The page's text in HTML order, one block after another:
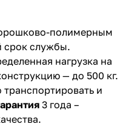
полимерным
срок службы.
нагрузка на
— до 500 кг.
и
3 года –